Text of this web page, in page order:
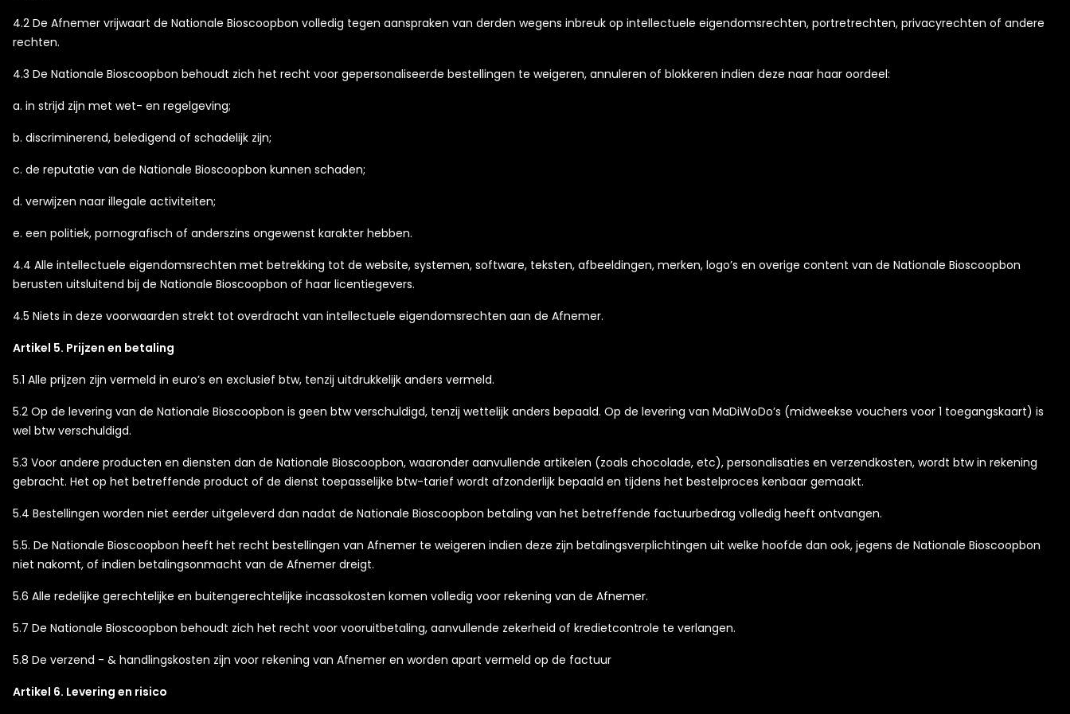
4.2 De Afnemer vrijwaart de Nationale Bioscoopbon volledig tegen aanspraken van derden wegens inbreuk op intellectuele eigendomsrechten, portretrechten, privacyrechten of andere
rechten.
4.3 De Nationale Bioscoopbon behoudt zich het recht voor gepersonaliseerde bestellingen te weigeren, annuleren of blokkeren indien deze naar haar oordeel:
a. in strijd zijn met wet- en regelgeving;
b. discriminerend, beledigend of schadelijk zijn;
c. de reputatie van de Nationale Bioscoopbon kunnen schaden;
d. verwijzen naar illegale activiteiten;
e. een politiek, pornografisch of anderszins ongewenst karakter hebben.
4.4 Alle intellectuele eigendomsrechten met betrekking tot de website, systemen, software, teksten, afbeeldingen, merken, logo’s en overige content van de Nationale Bioscoopbon
berusten uitsluitend bij de Nationale Bioscoopbon of haar licentiegevers.
4.5 Niets in deze voorwaarden strekt tot overdracht van intellectuele eigendomsrechten aan de Afnemer.
Artikel 5. Prijzen en betaling
5.1 Alle prijzen zijn vermeld in euro’s en exclusief btw, tenzij uitdrukkelijk anders vermeld.
5.2 Op de levering van de Nationale Bioscoopbon is geen btw verschuldigd, tenzij wettelijk anders bepaald. Op de levering van MaDiWoDo’s (midweekse vouchers voor 1 toegangskaart) is
wel btw verschuldigd.
5.3 Voor andere producten en diensten dan de Nationale Bioscoopbon, waaronder aanvullende artikelen (zoals chocolade, etc), personalisaties en verzendkosten, wordt btw in rekening
gebracht. Het op het betreffende product of de dienst toepasselijke btw-tarief wordt afzonderlijk bepaald en tijdens het bestelproces kenbaar gemaakt.
5.4 Bestellingen worden niet eerder uitgeleverd dan nadat de Nationale Bioscoopbon betaling van het betreffende factuurbedrag volledig heeft ontvangen.
5.5. De Nationale Bioscoopbon heeft het recht bestellingen van Afnemer te weigeren indien deze zijn betalingsverplichtingen uit welke hoofde dan ook, jegens de Nationale Bioscoopbon
niet nakomt, of indien betalingsonmacht van de Afnemer dreigt.
5.6 Alle redelijke gerechtelijke en buitengerechtelijke incassokosten komen volledig voor rekening van de Afnemer.
5.7 De Nationale Bioscoopbon behoudt zich het recht voor vooruitbetaling, aanvullende zekerheid of kredietcontrole te verlangen.
5.8 De verzend - & handlingskosten zijn voor rekening van Afnemer en worden apart vermeld op de factuur
Artikel 6. Levering en risico